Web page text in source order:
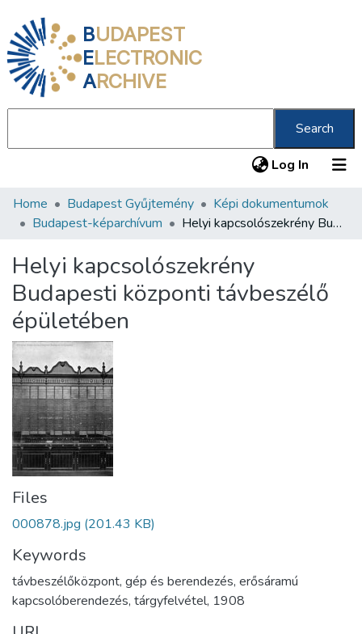
BUDAPEST
ELECTRONIC
ARCHIVE
Search
Log In (current)
Communities & Collections
Statistics
About us
Home Budapest Gyűjtemény
Képi dokumentumok
Budapest-képarchívum
Helyi kapcsolószekrény Budapesti központi távbeszélő épületében
Helyi kapcsolószekrény
Budapesti központi távbeszélő
épületében
Files
000878.jpg (201.43 KB)
Keywords
távbeszélőközpont, gép és berendezés, erősáramú
kapcsolóberendezés, tárgyfelvétel, 1908